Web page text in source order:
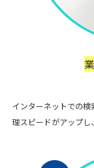
インターネットでの
理スピードがアップし